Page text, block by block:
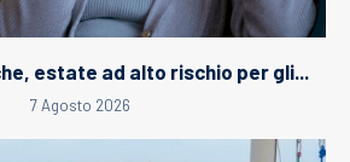
estate ad alto rischio per gli...
7 Agosto 2026